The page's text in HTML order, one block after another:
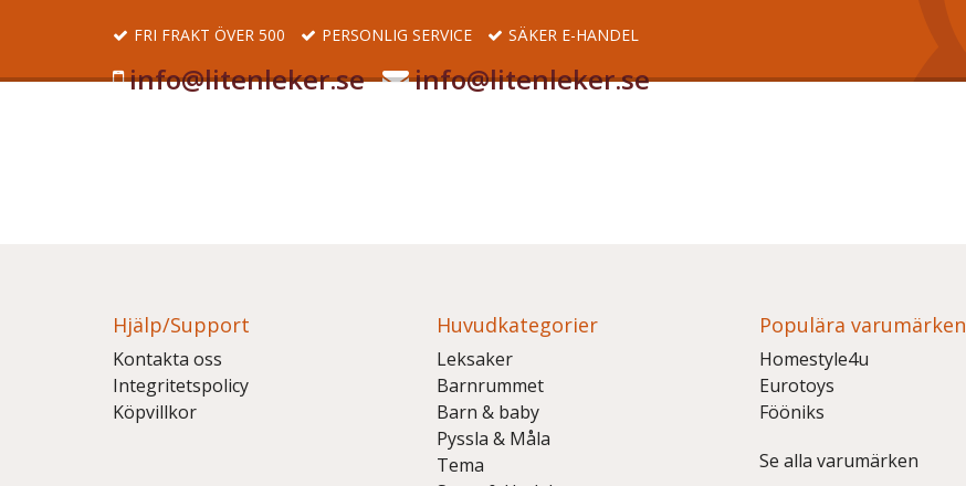
FRI FRAKT ÖVER 500 PERSONLIG SERVICE SÄKER E-HANDEL
info@litenleker.se info@litenleker.se
Hjälp/Support
Kontakta oss
Integritetspolicy
Köpvillkor
Huvudkategorier
Leksaker
Barnrummet
Barn & baby
Pyssla & Måla
Tema
Populära varumärken
Homestyle4u
Eurotoys
Fööniks
Se alla varumärken